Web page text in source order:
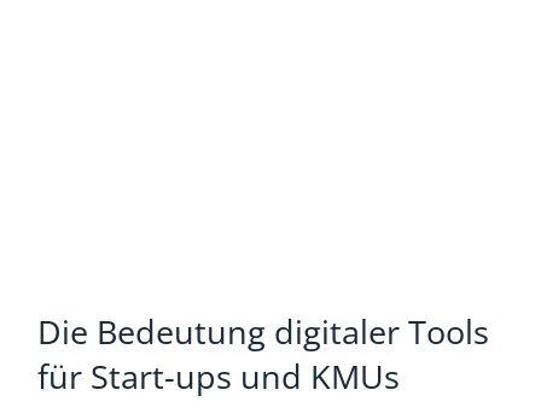
Die Bedeutung digitaler Tools
für Start-ups und KMUs